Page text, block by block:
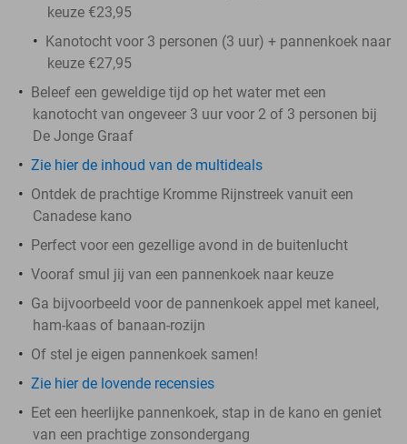
keuze €23,95
Kanotocht voor 3 personen (3 uur) + pannenkoek naar
keuze €27,95
Beleef een geweldige tijd op het water met een
kanotocht van ongeveer 3 uur voor 2 of 3 personen bij
De Jonge Graaf
Zie hier de inhoud van de multideals
Ontdek de prachtige Kromme Rijnstreek vanuit een
Canadese kano
Perfect voor een gezellige avond in de buitenlucht
Vooraf smul jij van een pannenkoek naar keuze
Ga bijvoorbeeld voor de pannenkoek appel met kaneel,
ham-kaas of banaan-rozijn
Of stel je eigen pannenkoek samen!
Zie hier de lovende recensies
Eet een heerlijke pannenkoek, stap in de kano en geniet
van een prachtige zonsondergang